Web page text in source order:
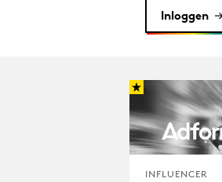
Inloggen
INFLUENCER